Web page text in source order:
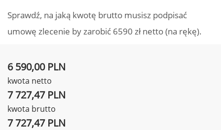
Sprawdź, na jaką kwotę brutto musisz podpisać
umowę zlecenie by zarobić 6590 zł netto (na rękę).
6 590,00 PLN
kwota netto
7 727,47 PLN
kwota brutto
7 727,47 PLN